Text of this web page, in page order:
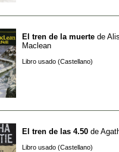
El tren de la muerte de
Maclean
Libro usado (Castellano)
El tren de las 4.50 de
Libro usado (Castellano)